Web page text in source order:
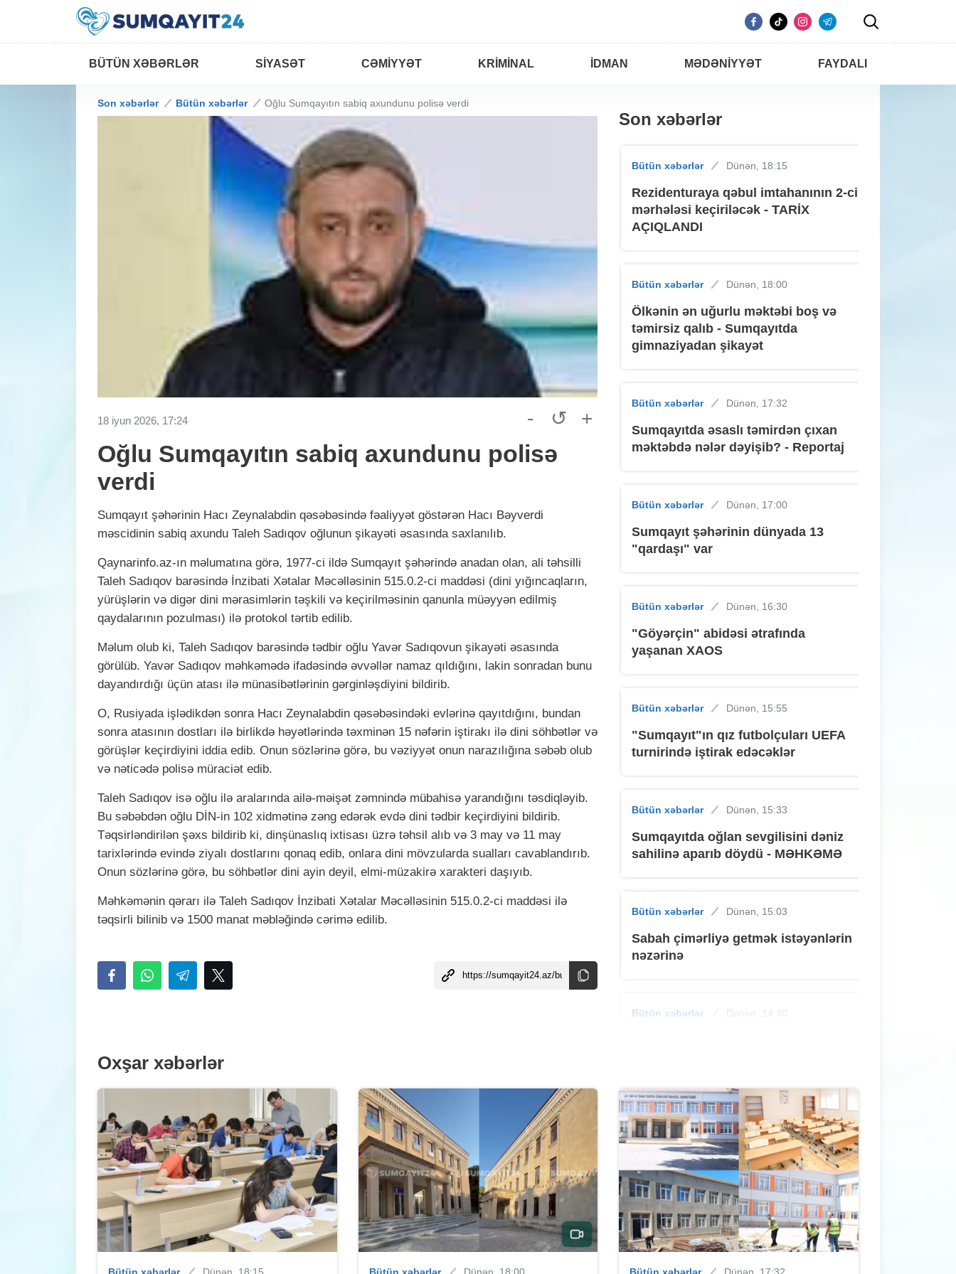
BÜTÜN XƏBƏRLƏR SIYASƏT CƏMIYYƏT KRIMINAL İDMAN MƏDƏNIYYƏT FAYDALI
Son xəbərlər Bütün xəbərlər Oğlu Sumqayıtın sabiq axundunu polisə verdi
18 iyun 2026, 17:24 - ↺ +
Oğlu Sumqayıtın sabiq axundunu polisə
verdi
Sumqayıt şəhərinin Hacı Zeynalabdin qəsəbəsində fəaliyyət göstərən Hacı Bəyverdi
məscidinin sabiq axundu Taleh Sadıqov oğlunun şikayəti əsasında saxlanılıb.
Qaynarinfo.az-ın məlumatına görə, 1977-ci ildə Sumqayıt şəhərində anadan olan, ali təhsilli
Taleh Sadıqov barəsində İnzibati Xətalar Məcəlləsinin 515.0.2-ci maddəsi (dini yığıncaqların,
yürüşlərin və digər dini mərasimlərin təşkili və keçirilməsinin qanunla müəyyən edilmiş
qaydalarının pozulması) ilə protokol tərtib edilib.
Məlum olub ki, Taleh Sadıqov barəsində tədbir oğlu Yavər Sadıqovun şikayəti əsasında
görülüb. Yavər Sadıqov məhkəmədə ifadəsində əvvəllər namaz qıldığını, lakin sonradan bunu
dayandırdığı üçün atası ilə münasibətlərinin gərginləşdiyini bildirib.
O, Rusiyada işlədikdən sonra Hacı Zeynalabdin qəsəbəsindəki evlərinə qayıtdığını, bundan
sonra atasının dostları ilə birlikdə həyətlərində təxminən 15 nəfərin iştirakı ilə dini söhbətlər və
görüşlər keçirdiyini iddia edib. Onun sözlərinə görə, bu vəziyyət onun narazılığına səbəb olub
və nəticədə polisə müraciət edib.
Taleh Sadıqov isə oğlu ilə aralarında ailə-məişət zəmnində mübahisə yarandığını təsdiqləyib.
Bu səbəbdən oğlu DİN-in 102 xidmətinə zəng edərək evdə dini tədbir keçirdiyini bildirib.
Təqsirləndirilən şəxs bildirib ki, dinşünaslıq ixtisası üzrə təhsil alıb və 3 may və 11 may
tarixlərində evində ziyalı dostlarını qonaq edib, onlara dini mövzularda sualları cavablandırıb.
Onun sözlərinə görə, bu söhbətlər dini ayin deyil, elmi-müzakirə xarakteri daşıyıb.
Məhkəmənin qərarı ilə Taleh Sadıqov İnzibati Xətalar Məcəlləsinin 515.0.2-ci maddəsi ilə
təqsirli bilinib və 1500 manat məbləğində cərimə edilib.
Son xəbərlər
Bütün xəbərlər Dünən, 18:15
Rezidenturaya qəbul imtahanının 2-ci
mərhələsi keçiriləcək - TARİX
AÇIQLANDI
Bütün xəbərlər Dünən, 18:00
Ölkənin ən uğurlu məktəbi boş və
təmirsiz qalıb - Sumqayıtda
gimnaziyadan şikayət
Bütün xəbərlər Dünən, 17:32
Sumqayıtda əsaslı təmirdən çıxan
məktəbdə nələr dəyişib? - Reportaj
Bütün xəbərlər Dünən, 17:00
Sumqayıt şəhərinin dünyada 13
"qardaşı" var
Bütün xəbərlər Dünən, 16:30
"Göyərçin" abidəsi ətrafında
yaşanan XAOS
Bütün xəbərlər Dünən, 15:55
"Sumqayıt"ın qız futbolçuları UEFA
turnirində iştirak edəcəklər
Bütün xəbərlər Dünən, 15:33
Sumqayıtda oğlan sevgilisini dəniz
sahilinə aparıb döydü - MƏHKƏMƏ
Bütün xəbərlər Dünən, 15:03
Sabah çimərliyə getmək istəyənlərin
nəzərinə
Bütün xəbərlər Dünən, 14:40
Bütün xəbərlər Dünən, 14:00
Sumqayıtda sabah hava yağmursuz
olacaq
Bütün xəbərlər Dünən, 13:40
Oxşar xəbərlər